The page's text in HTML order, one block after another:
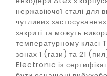
нержавіючої сталі для
чутливих
закриті та можуть
температурному класі
зонах 1 (гази) та 21
Electronic із